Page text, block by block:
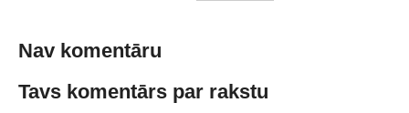
Nav komentāru
Tavs komentārs par rakstu